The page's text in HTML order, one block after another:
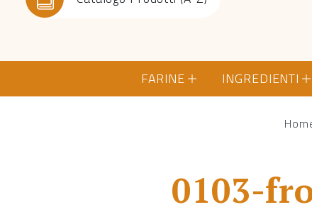
FARINE INGREDIENTI
0103-